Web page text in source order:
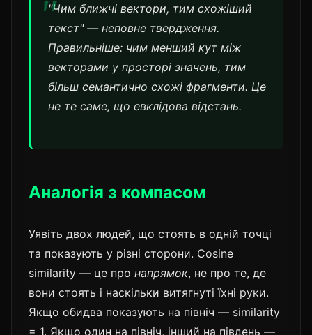
"Чим ближчі вектори, тим схожіший
текст" — неповне твердження.
Правильніше: чим менший кут між
векторами у просторі значень, тим
більш семантично схожі фрагменти. Це
не те саме, що евклідова відстань.
Аналогія з компасом
Уявіть двох людей, що стоять в одній точці
та показують у різні сторони. Cosine
similarity — це про напрямок, не про те, де
вони стоять і наскільки витягнуті їхні руки.
Якщо обидва показують на північ — similarity
= 1. Якщо один на північ, інший на південь —